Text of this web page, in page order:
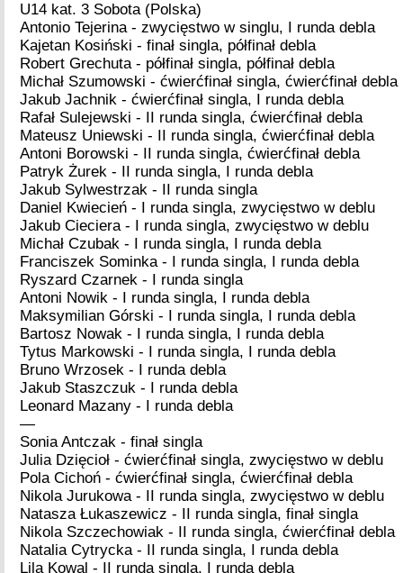
U14 kat. 3 Sobota (Polska)
Antonio Tejerina - zwycięstwo w singlu, I runda debla
Kajetan Kosiński - finał singla, półfinał debla
Robert Grechuta - półfinał singla, półfinał debla
Michał Szumowski - ćwierćfinał singla, ćwierćfinał debla
Jakub Jachnik - ćwierćfinał singla, I runda debla
Rafał Sulejewski - II runda singla, ćwierćfinał debla
Mateusz Uniewski - II runda singla, ćwierćfinał debla
Antoni Borowski - II runda singla, ćwierćfinał debla
Patryk Żurek - II runda singla, I runda debla
Jakub Sylwestrzak - II runda singla
Daniel Kwiecień - I runda singla, zwycięstwo w deblu
Jakub Cieciera - I runda singla, zwycięstwo w deblu
Michał Czubak - I runda singla, I runda debla
Franciszek Sominka - I runda singla, I runda debla
Ryszard Czarnek - I runda singla
Antoni Nowik - I runda singla, I runda debla
Maksymilian Górski - I runda singla, I runda debla
Bartosz Nowak - I runda singla, I runda debla
Tytus Markowski - I runda singla, I runda debla
Bruno Wrzosek - I runda debla
Jakub Staszczuk - I runda debla
Leonard Mazany - I runda debla
—
Sonia Antczak - finał singla
Julia Dzięcioł - ćwierćfinał singla, zwycięstwo w deblu
Pola Cichoń - ćwierćfinał singla, ćwierćfinał debla
Nikola Jurukowa - II runda singla, zwycięstwo w deblu
Natasza Łukaszewicz - II runda singla, finał singla
Nikola Szczechowiak - II runda singla, ćwierćfinał debla
Natalia Cytrycka - II runda singla, I runda debla
Lila Kowal - II runda singla, I runda debla